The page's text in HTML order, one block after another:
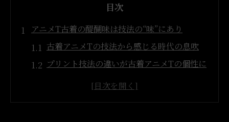
目次
アニメT古着の醍醐味は技法の“味”にあり
古着アニメTの技法から感じる時代の息吹
プリント技法の違いが古着アニメTの個性に
古着アニメTならではのグラフィックの奥深